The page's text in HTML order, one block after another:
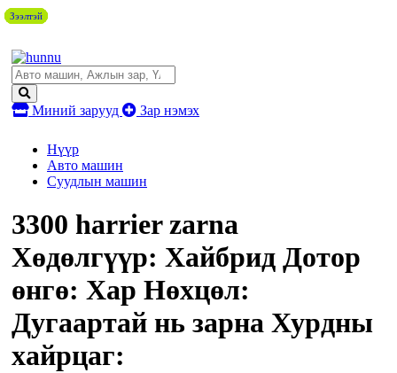
Миний зарууд Зар нэмэх
Нүүр
Авто машин
Суудлын машин
3300 harrier zarna
Хөдөлгүүр: Хайбрид Дотор
өнгө: Хар Нөхцөл:
Дугаартай нь зарна Хурдны
хайрцаг:
Зээлтэй
Зээлтэй
Зээлтэй
Зээлтэй
Зээлтэй